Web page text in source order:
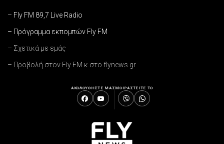
– Fly FM 89,7 Live Radio
– Πρόγραμμα εκπομπών Fly FM
– Σχετικά με εμάς
– Προβολή στον Fly FM κ στο flynews.gr
ΑΚΟΛΟΥΘΗΣΤΕ ΜΑΣΜΟΙΡΑΣΤΕΙΤΕ ΤΟ